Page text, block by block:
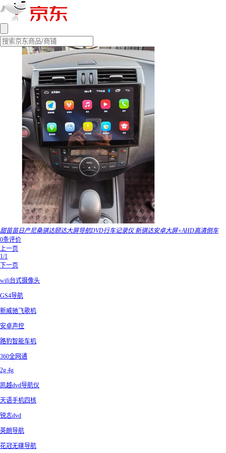
甜苗苗日产尼桑骐达颐达大屏导航DVD行车记录仪 新骐达安卓大屏+AHD高清倒车
0条评价
上一页
1/1
下一页
wifi台式摄像头
GS4导航
新威驰飞歌机
安卓声控
路豹智能车机
360全网通
2g 4g
凯越dvd导航仪
天语手机四核
锐志dvd
英朗导航
花冠无碟导航